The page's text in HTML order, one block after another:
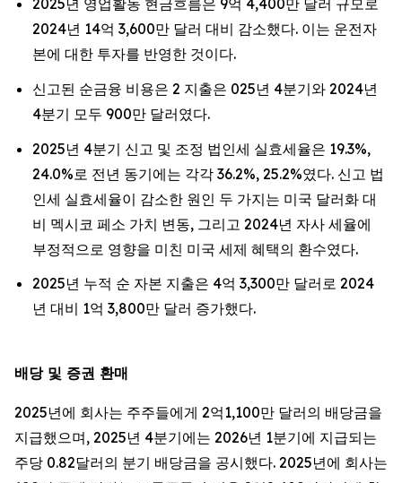
2025년 영업활동 현금흐름은 9억 4,400만 달러 규모로
2024년 14억 3,600만 달러 대비 감소했다. 이는 운전자
본에 대한 투자를 반영한 것이다.
신고된 순금융 비용은 2 지출은 025년 4분기와 2024년
4분기 모두 900만 달러였다.
2025년 4분기 신고 및 조정 법인세 실효세율은 19.3%,
24.0%로 전년 동기에는 각각 36.2%, 25.2%였다. 신고 법
인세 실효세율이 감소한 원인 두 가지는 미국 달러화 대
비 멕시코 페소 가치 변동, 그리고 2024년 자사 세율에
부정적으로 영향을 미친 미국 세제 혜택의 환수였다.
2025년 누적 순 자본 지출은 4억 3,300만 달러로 2024
년 대비 1억 3,800만 달러 증가했다.
배당 및 증권 환매
2025년에 회사는 주주들에게 2억1,100만 달러의 배당금을
지급했으며, 2025년 4분기에는 2026년 1분기에 지급되는
주당 0.82달러의 분기 배당금을 공시했다. 2025년에 회사는